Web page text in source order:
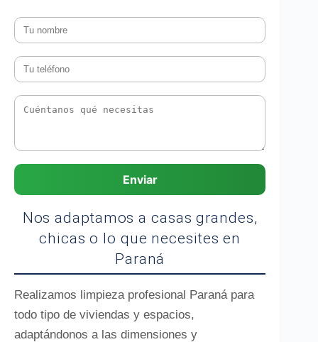
Enviar
Nos adaptamos a casas grandes,
chicas o lo que necesites en
Paraná
Realizamos limpieza profesional Paraná para
todo tipo de viviendas y espacios,
adaptándonos a las dimensiones y